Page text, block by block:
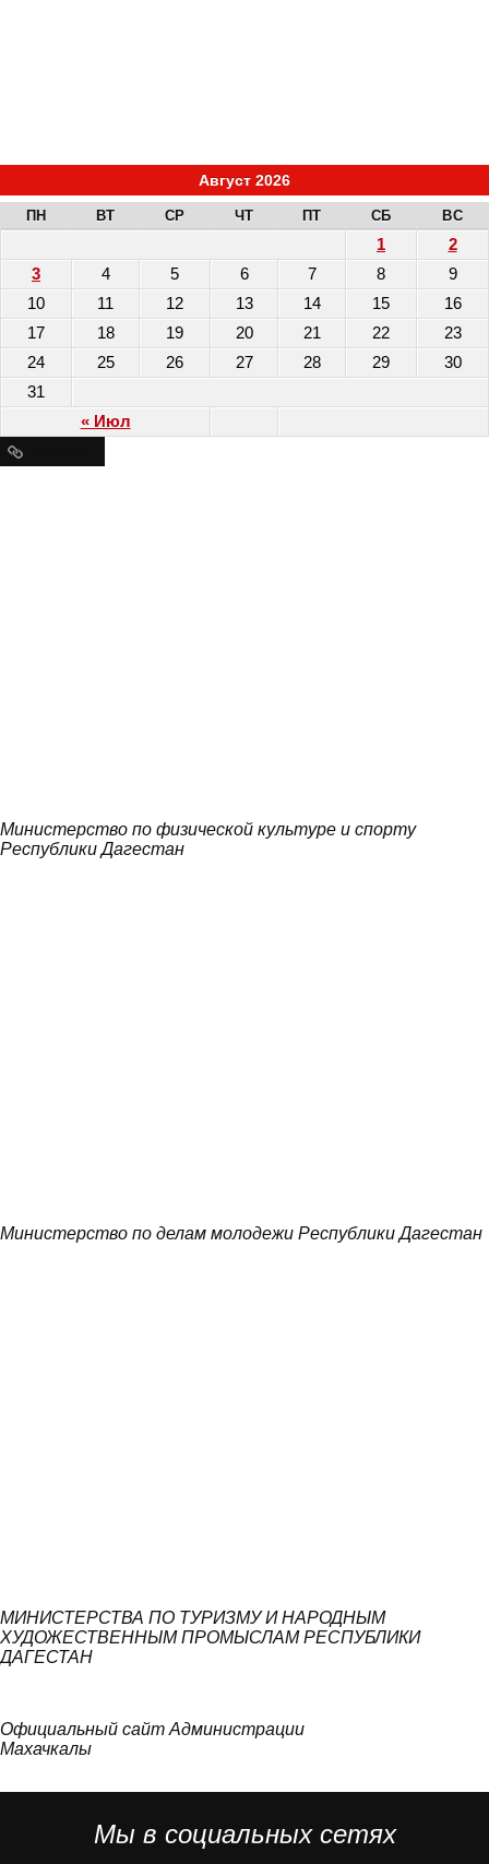
Август 2026
ПН ВТ СР ЧТ ПТ СБ ВС
« Июл
1
2
3
4 5 6 7 8
9
10
11 12 13 14 15
16
17
18 19 20 21 22
23
24
25 26 27 28 29
30
31
Министерство по физической культуре и спорту
Республики Дагестан
Министерство по делам молодежи Республики Дагестан
МИНИСТЕРСТВА ПО ТУРИЗМУ И НАРОДНЫМ
ХУДОЖЕСТВЕННЫМ ПРОМЫСЛАМ РЕСПУБЛИКИ
ДАГЕСТАН
Официальный сайт Администрации
Махачкалы
Мы в социальных сетях